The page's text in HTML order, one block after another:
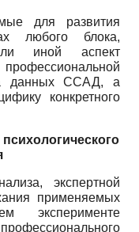
для развития
любого блока,
иной аспект
данных ССАД, а
конкретного
экспертной
применяемых
эксперименте